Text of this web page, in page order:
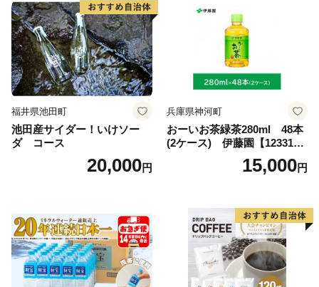
福井県池田町
池田産サイダー！いけソー
ダ コース
20,000円
兵庫県神河町
おーいお茶緑茶280ml 48本
(2ケース) 伊藤園【123317
15,000円